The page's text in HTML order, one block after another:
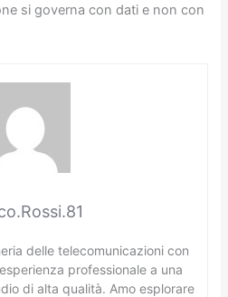
si governa con dati e non con
delle telecomunicazioni con
professionale a una
di alta qualità. Amo esplorare